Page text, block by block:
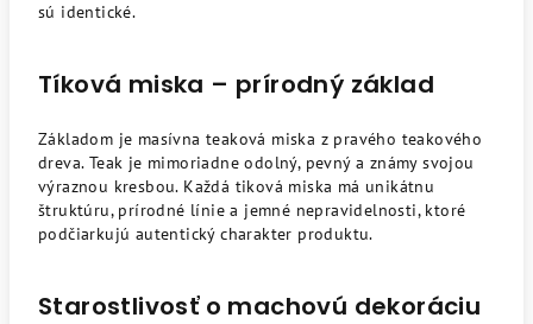
sú identické.
Tíková miska – prírodný základ
Základom je masívna teaková miska z pravého teakového
dreva. Teak je mimoriadne odolný, pevný a známy svojou
výraznou kresbou. Každá tiková miska má unikátnu
štruktúru, prírodné línie a jemné nepravidelnosti, ktoré
podčiarkujú autentický charakter produktu.
Starostlivosť o machovú dekoráciu